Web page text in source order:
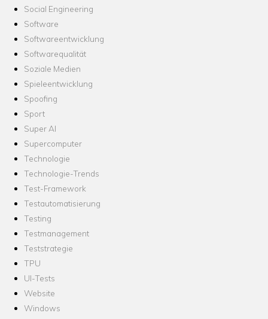
Social Engineering
Software
Softwareentwicklung
Softwarequalität
Soziale Medien
Spieleentwicklung
Spoofing
Sport
Super AI
Supercomputer
Technologie
Technologie-Trends
Test-Framework
Testautomatisierung
Testing
Testmanagement
Teststrategie
TPU
UI-Tests
Website
Windows